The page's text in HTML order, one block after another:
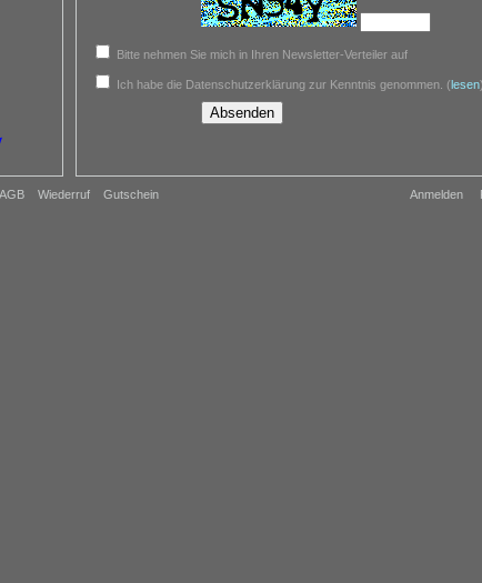
AGB Wiederruf Gutschein Anmelden
Bitte nehmen Sie mich in Ihren Newsletter-Verteiler auf
Ich habe die Datenschutzerklärung zur Kenntnis genommen. (lesen
Absenden